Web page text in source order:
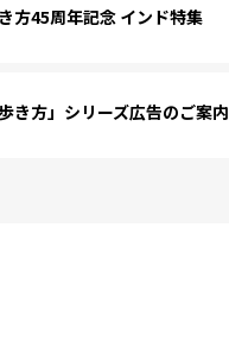
方45周年記念 インド特集
歩き方」シリーズ広告のご案内